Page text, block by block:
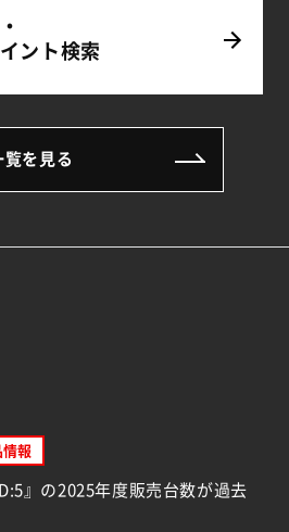
ント検索
覧を見る
情報
』の2025年度販売台数が過去